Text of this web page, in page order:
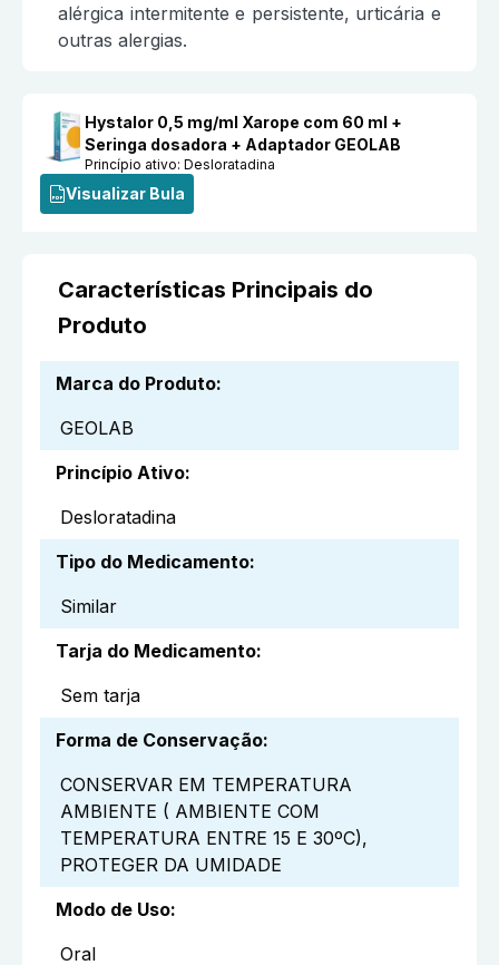
alérgica intermitente e persistente, urticária e
outras alergias.
Hystalor 0,5 mg/ml Xarope com 60 ml +
Seringa dosadora + Adaptador GEOLAB
Princípio ativo:Desloratadina
Visualizar Bula
Características Principais do
Produto
Marca do Produto:
GEOLAB
Princípio Ativo:
Desloratadina
Tipo do Medicamento:
Similar
Tarja do Medicamento:
Sem tarja
Forma de Conservação:
CONSERVAR EM TEMPERATURA
AMBIENTE ( AMBIENTE COM
TEMPERATURA ENTRE 15 E 30ºC),
PROTEGER DA UMIDADE
Modo de Uso:
Oral